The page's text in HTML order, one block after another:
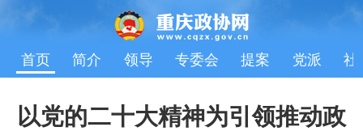
首页 简介 领导 专委会 提案 党派 社
以党的二十大精神为引领推动政